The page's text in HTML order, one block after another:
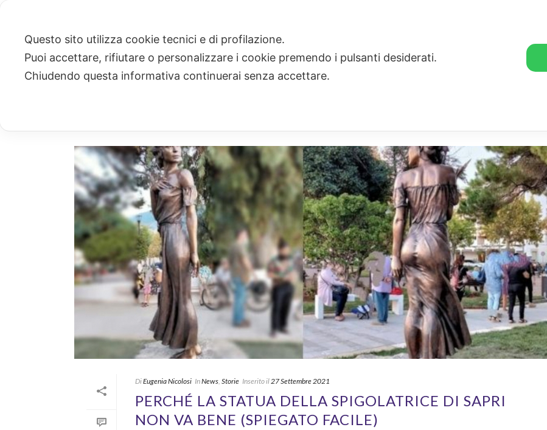
ARCHIVIO
DiEugenia Nicolosi InNews, Storie Inserito il27 Settembre 2021
PERCHÉ LA STATUA DELLA SPIGOLATRICE DI SAPRI
NON VA BENE (SPIEGATO FACILE)
Questo sito utilizza cookie tecnici e di profilazione.
Puoi accettare, rifiutare o personalizzare i cookie premendo i pulsanti desiderati.
Chiudendo questa informativa continuerai senza accettare.